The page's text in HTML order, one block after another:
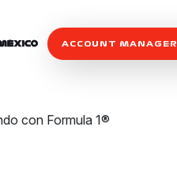
ACCOUNT MANAGER